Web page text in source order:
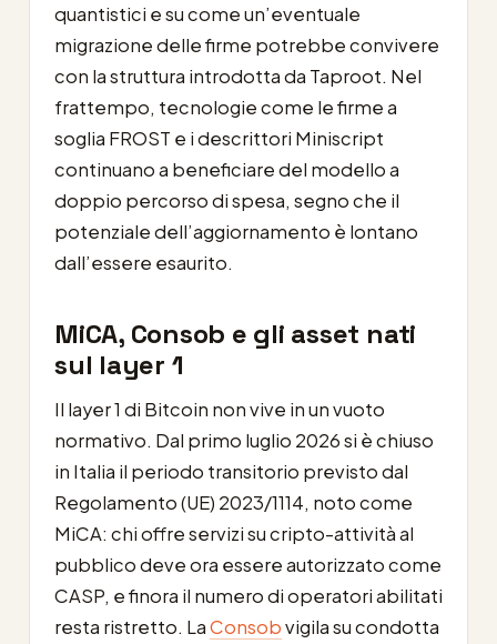
quantistici e su come un’eventuale
migrazione delle firme potrebbe convivere
con la struttura introdotta da Taproot. Nel
frattempo, tecnologie come le firme a
soglia FROST e i descrittori Miniscript
continuano a beneficiare del modello a
doppio percorso di spesa, segno che il
potenziale dell’aggiornamento è lontano
dall’essere esaurito.
MiCA, Consob e gli asset nati
sul layer 1
Il layer 1 di Bitcoin non vive in un vuoto
normativo. Dal primo luglio 2026 si è chiuso
in Italia il periodo transitorio previsto dal
Regolamento (UE) 2023/1114, noto come
MiCA: chi offre servizi su cripto-attività al
pubblico deve ora essere autorizzato come
CASP, e finora il numero di operatori abilitati
resta ristretto. LaConsobvigila su condotta